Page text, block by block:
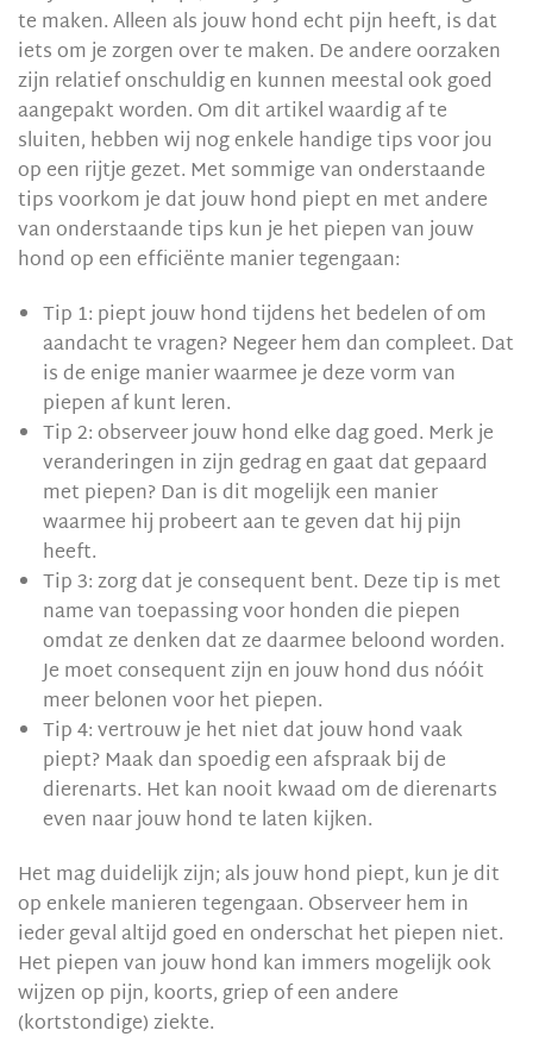
te maken. Alleen als jouw hond echt pijn heeft, is dat
iets om je zorgen over te maken. De andere oorzaken
zijn relatief onschuldig en kunnen meestal ook goed
aangepakt worden. Om dit artikel waardig af te
sluiten, hebben wij nog enkele handige tips voor jou
op een rijtje gezet. Met sommige van onderstaande
tips voorkom je dat jouw hond piept en met andere
van onderstaande tips kun je het piepen van jouw
hond op een efficiënte manier tegengaan:
Tip 1: piept jouw hond tijdens het bedelen of om
aandacht te vragen? Negeer hem dan compleet. Dat
is de enige manier waarmee je deze vorm van
piepen af kunt leren.
Tip 2: observeer jouw hond elke dag goed. Merk je
veranderingen in zijn gedrag en gaat dat gepaard
met piepen? Dan is dit mogelijk een manier
waarmee hij probeert aan te geven dat hij pijn
heeft.
Tip 3: zorg dat je consequent bent. Deze tip is met
name van toepassing voor honden die piepen
omdat ze denken dat ze daarmee beloond worden.
Je moet consequent zijn en jouw hond dus nóóit
meer belonen voor het piepen.
Tip 4: vertrouw je het niet dat jouw hond vaak
piept? Maak dan spoedig een afspraak bij de
dierenarts. Het kan nooit kwaad om de dierenarts
even naar jouw hond te laten kijken.
Het mag duidelijk zijn; als jouw hond piept, kun je dit
op enkele manieren tegengaan. Observeer hem in
ieder geval altijd goed en onderschat het piepen niet.
Het piepen van jouw hond kan immers mogelijk ook
wijzen op pijn, koorts, griep of een andere
(kortstondige) ziekte.